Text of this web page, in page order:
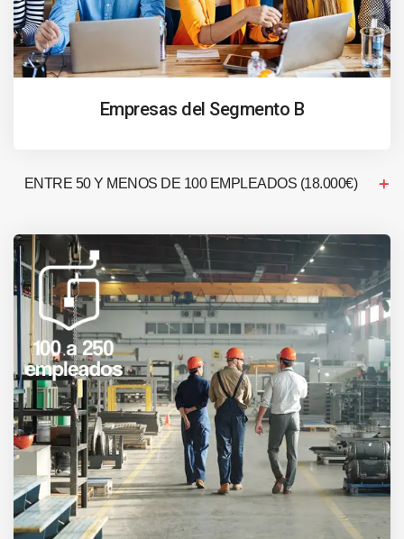
Empresas del Segmento B
ENTRE 50 Y MENOS DE 100 EMPLEADOS (18.000€)